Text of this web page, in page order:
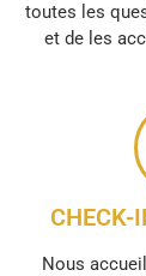
toutes les
et de les
CHECK-
Nous